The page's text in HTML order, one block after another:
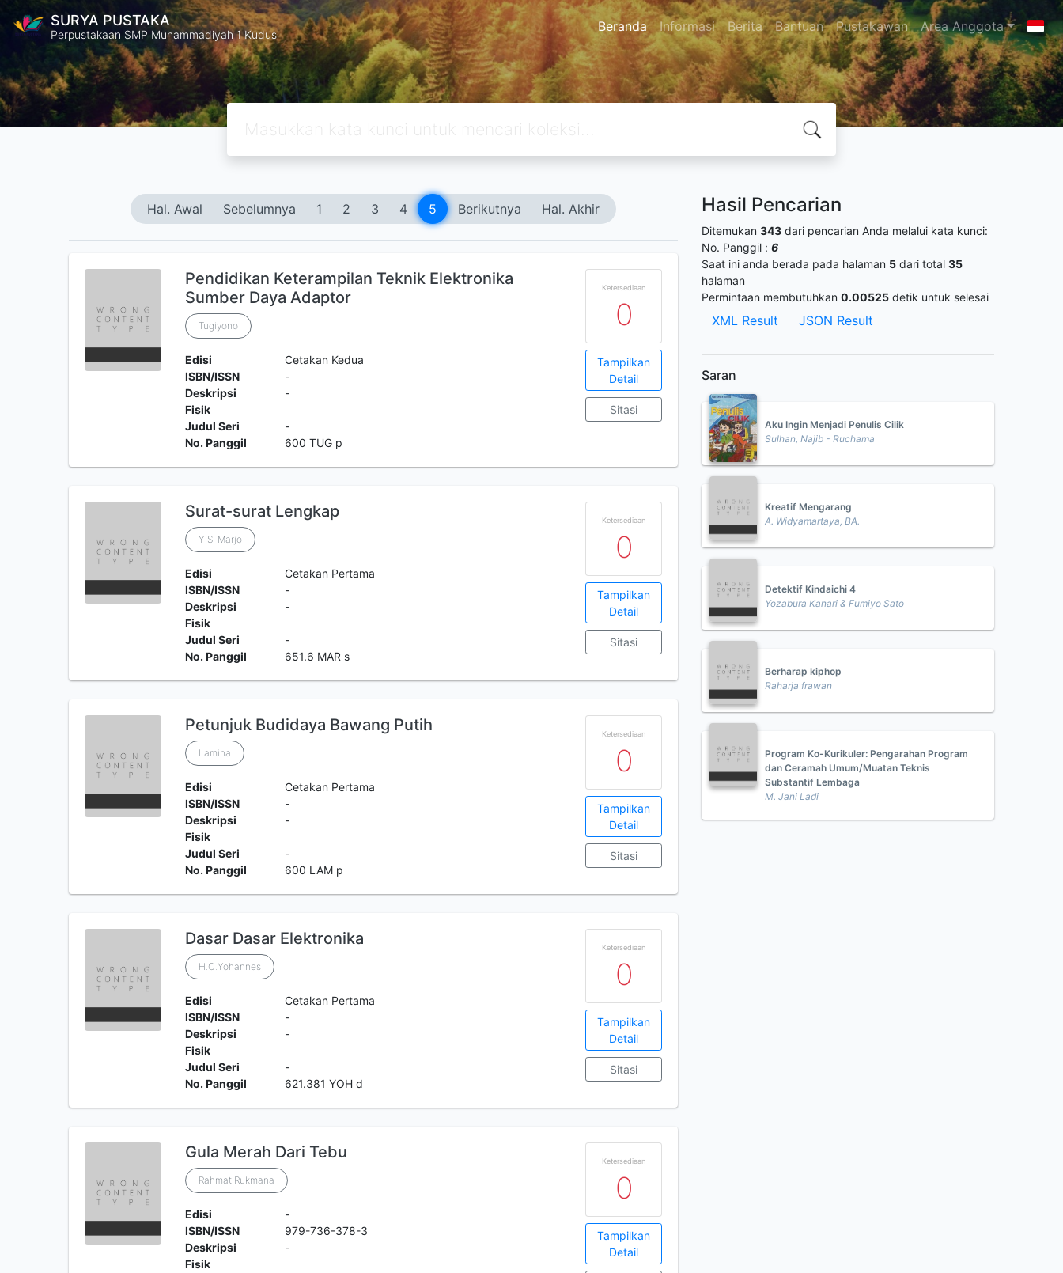
SURYA PUSTAKA
Perpustakaan SMP Muhammadiyah 1 Kudus Beranda Informasi Berita Bantuan Pustakawan Area Anggota
Hal. Awal Sebelumnya 1 2 3 4 5 Berikutnya Hal. Akhir
Pendidikan Keterampilan Teknik Elektronika
Sumber Daya Adaptor
Tugiyono
Edisi
Cetakan Kedua
ISBN/ISSN
-
Deskripsi
Fisik
-
Judul Seri
-
No. Panggil
600 TUG p
Ketersediaan
0
Tampilkan
Detail
Sitasi
Surat-surat Lengkap
Y.S. Marjo
Edisi
Cetakan Pertama
ISBN/ISSN
-
Deskripsi
Fisik
-
Judul Seri
-
No. Panggil
651.6 MAR s
Ketersediaan
0
Tampilkan
Detail
Sitasi
Petunjuk Budidaya Bawang Putih
Lamina
Edisi
Cetakan Pertama
ISBN/ISSN
-
Deskripsi
Fisik
-
Judul Seri
-
No. Panggil
600 LAM p
Ketersediaan
0
Tampilkan
Detail
Sitasi
Dasar Dasar Elektronika
H.C.Yohannes
Edisi
Cetakan Pertama
ISBN/ISSN
-
Deskripsi
Fisik
-
Judul Seri
-
No. Panggil
621.381 YOH d
Ketersediaan
0
Tampilkan
Detail
Sitasi
Gula Merah Dari Tebu
Rahmat Rukmana
Edisi
-
ISBN/ISSN
979-736-378-3
Deskripsi
Fisik
-
Ketersediaan
0
Tampilkan
Detail
Hasil Pencarian
Ditemukan 343 dari pencarian Anda melalui kata kunci:
No. Panggil : 6
Saat ini anda berada pada halaman 5 dari total 35
halaman
Permintaan membutuhkan 0.00525 detik untuk selesai
XML Result JSON Result
Saran
Aku Ingin Menjadi Penulis Cilik
Sulhan, Najib - Ruchama
Kreatif Mengarang
A. Widyamartaya, BA.
Detektif Kindaichi 4
Yozabura Kanari & Fumiyo Sato
Berharap kiphop
Raharja frawan
Program Ko-Kurikuler: Pengarahan Program
dan Ceramah Umum/Muatan Teknis
Substantif Lembaga
M. Jani Ladi